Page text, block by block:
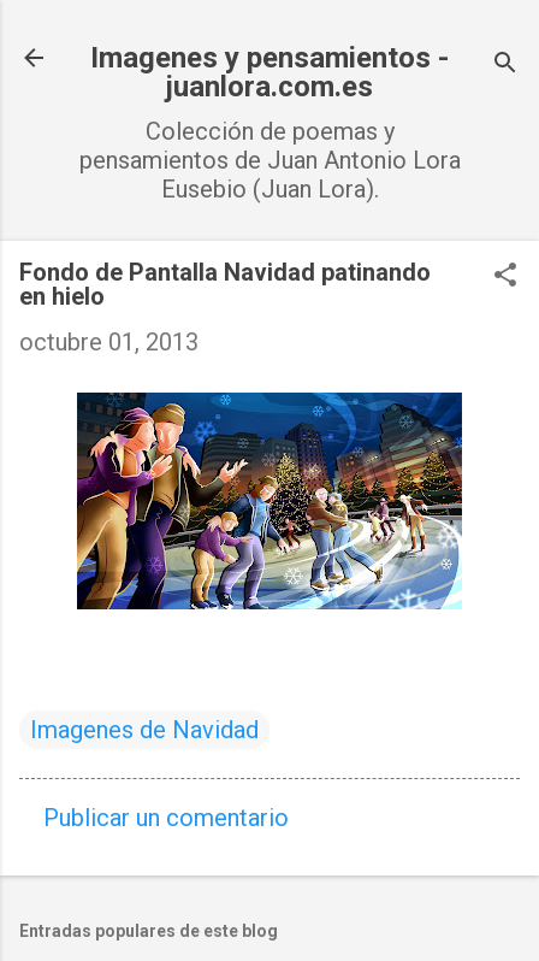
Imagenes y pensamientos -
juanlora.com.es
Colección de poemas y
pensamientos de Juan Antonio Lora
Eusebio (Juan Lora).
Fondo de Pantalla Navidad patinando
en hielo
octubre 01, 2013
Imagenes de Navidad
o
e
Publicar un comentario
Entradas populares de este blog